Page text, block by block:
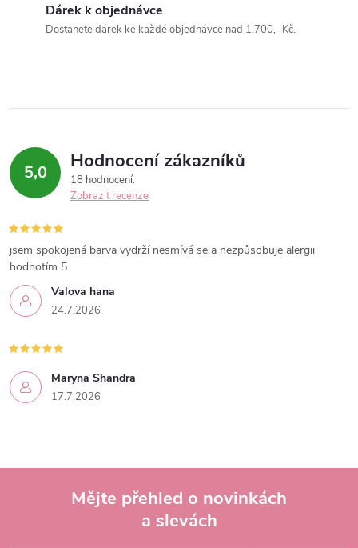
s
Dárek k objednávce
Dostanete dárek ke každé objednávce nad 1.700,- Kč.
5,0 Hodnocení zákazníků
18 hodnocení
Zobrazit recenze
Valova hana
24.7.2026
jsem spokojená barva vydrží nesmívá se a nezpůsobuje alergii
hodnotím 5
Maryna Shandra
17.7.2026
Mějte přehled o novinkách
a slevách